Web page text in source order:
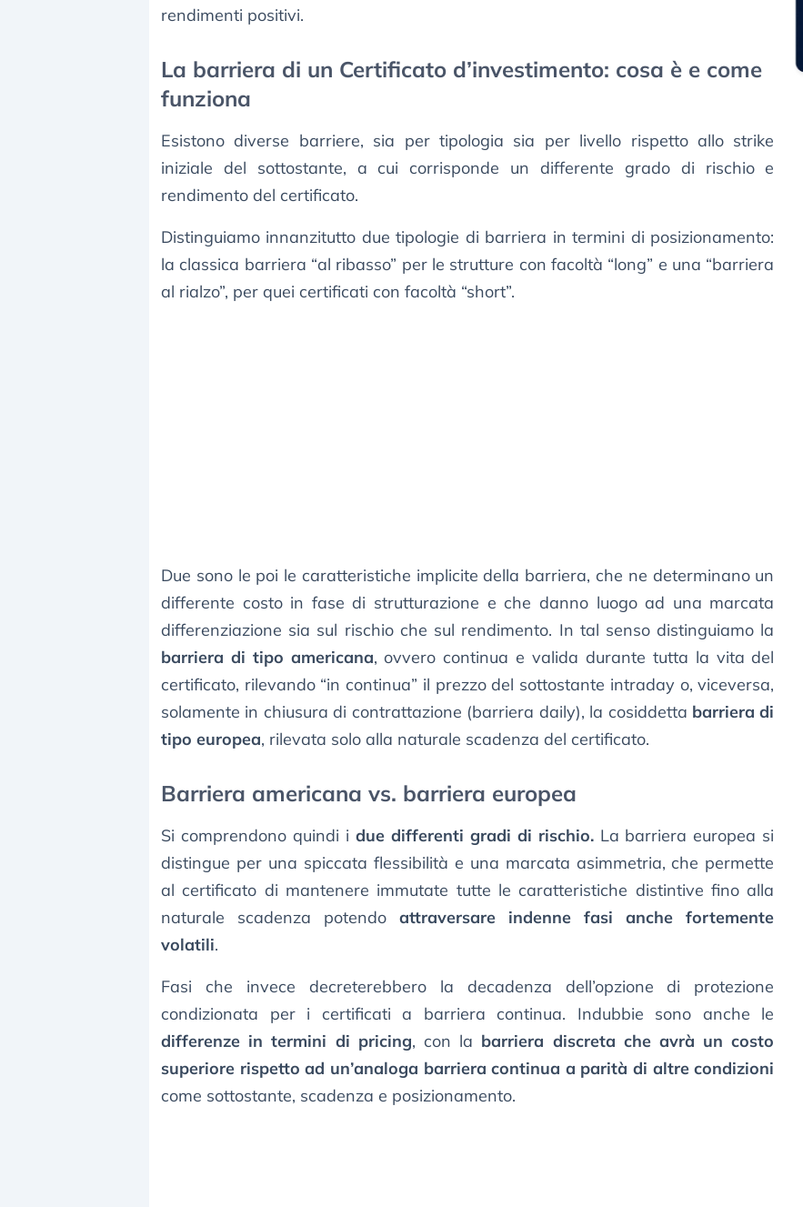
rendimenti positivi.
La barriera di un Certificato d’investimento: cosa è e come
funziona
Esistono diverse barriere, sia per tipologia sia per livello rispetto allo strike
iniziale del sottostante, a cui corrisponde un differente grado di rischio e
rendimento del certificato.
Distinguiamo innanzitutto due tipologie di barriera in termini di posizionamento:
la classica barriera “al ribasso” per le strutture con facoltà “long” e una “barriera
al rialzo”, per quei certificati con facoltà “short”.
Due sono le poi le caratteristiche implicite della barriera, che ne determinano un
differente costo in fase di strutturazione e che danno luogo ad una marcata
differenziazione sia sul rischio che sul rendimento. In tal senso distinguiamo la
barriera di tipo americana, ovvero continua e valida durante tutta la vita del
certificato, rilevando “in continua” il prezzo del sottostante intraday o, viceversa,
solamente in chiusura di contrattazione (barriera daily), la cosiddetta barriera di
tipo europea, rilevata solo alla naturale scadenza del certificato.
Barriera americana vs. barriera europea
Si comprendono quindi i due differenti gradi di rischio.La barriera europea si
distingue per una spiccata flessibilità e una marcata asimmetria, che permette
al certificato di mantenere immutate tutte le caratteristiche distintive fino alla
naturale scadenza potendoattraversare indenne fasi anche fortemente
volatili.
Fasi che invece decreterebbero la decadenza dell’opzione di protezione
condizionata per i certificati a barriera continua. Indubbie sono anche le
differenze in termini di pricing, con la barriera discreta che avrà un costo
superiore rispetto ad un’analoga barriera continua a parità di altre condizioni
come sottostante, scadenza e posizionamento.